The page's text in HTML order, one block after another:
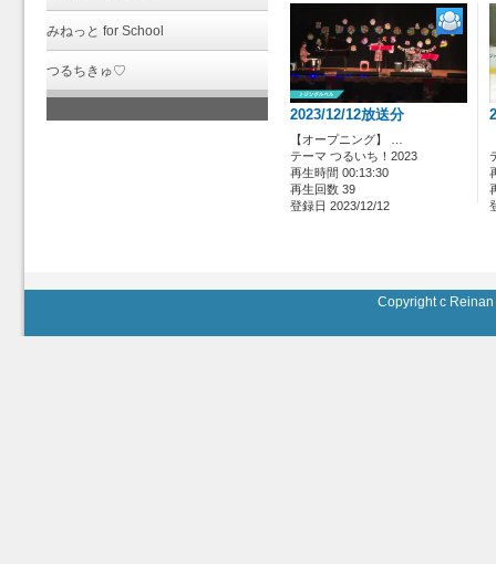
みねっと for School
つるちきゅ♡
2023/12/12放送分
【オープニング】 …
テーマ つるいち！2023
再生時間 00:13:30
再生回数 39
登録日 2023/12/12
Copyright c